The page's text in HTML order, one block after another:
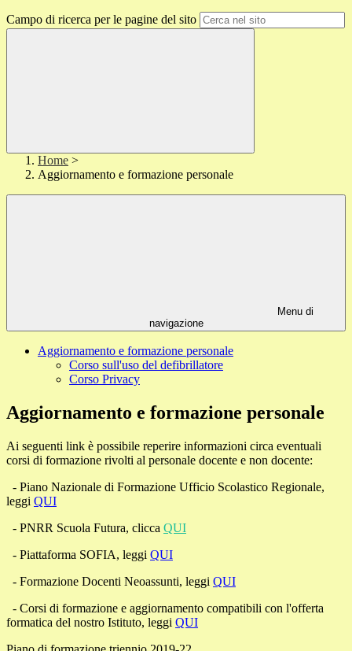
Campo di ricerca per le pagine del sito
Home >
Aggiornamento e formazione personale
Menu di
navigazione
Aggiornamento e formazione personale
Corso sull'uso del defibrillatore
Corso Privacy
Aggiornamento e formazione personale
Ai seguenti link è possibile reperire informazioni circa eventuali
corsi di formazione rivolti al personale docente e non docente:
- Piano Nazionale di Formazione Ufficio Scolastico Regionale,
leggi QUI
- PNRR Scuola Futura, clicca QUI
- Piattaforma SOFIA, leggi QUI
- Formazione Docenti Neoassunti, leggi QUI
- Corsi di formazione e aggiornamento compatibili con l'offerta
formatica del nostro Istituto, leggi QUI